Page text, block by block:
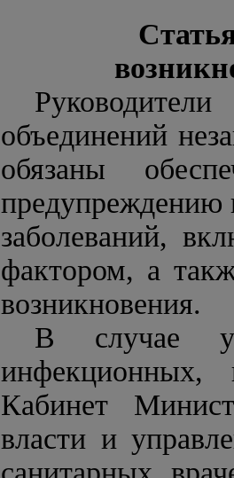
объединений
обязаны
предупреждению
заболеваний,
фактором, а
возникновения.
В случае
инфекционных,
Кабинет
власти и